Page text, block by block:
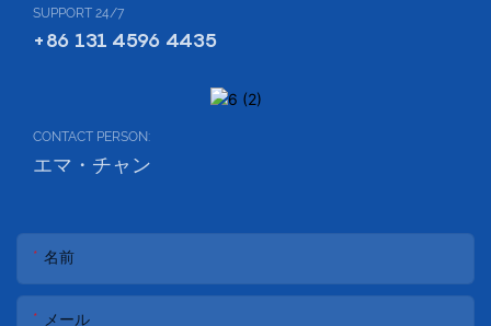
SUPPORT 24/7
+86 131 4596 4435
CONTACT PERSON:
エマ・チャン
名前
メール